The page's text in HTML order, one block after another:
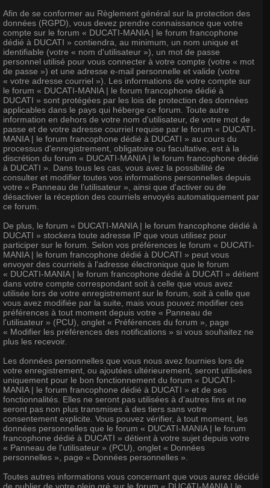
Afin de se conformer au Règlement général sur la protection des
données (RGPD), vous devez prendre connaissance que votre
compte sur le forum « DUCATI-MANIA | le forum francophone
dédié à DUCATI » contiendra, au minimum, un nom unique et
identifiable (votre « nom d'utilisateur »), un mot de passe
personnel utilisé pour vous connecter à votre compte (votre « mot
de passe ») et une adresse e-mail personnelle et valide (votre
« votre adresse courriel »). Les informations de votre compte sur
le forum « DUCATI-MANIA | le forum francophone dédié à
DUCATI » sont protégées par les lois de protection des données
applicables dans le pays qui héberge ce forum. Toute autre
information en dehors de votre nom d'utilisateur, de votre mot de
passe et de votre adresse courriel requise par le forum « DUCATI-
MANIA | le forum francophone dédié à DUCATI » au cours du
processus d'enregistrement, obligatoire ou facultative, est à la
discrétion du forum « DUCATI-MANIA | le forum francophone dédié
à DUCATI ». Dans tous les cas, vous avez la possibilité de
consulter et modifier toutes vos informations personnelles depuis
votre « Panneau de l’utilisateur », ainsi que d'activer ou de
désactiver la réception des courriels envoyés automatiquement par
ce forum.
De plus, le forum « DUCATI-MANIA | le forum francophone dédié à
DUCATI » stockera toute adresse IP que vous utilisez pour
participer sur le forum. Selon vos préférences le forum « DUCATI-
MANIA | le forum francophone dédié à DUCATI » peut vous
envoyer des courriels à l'adresse électronique que le forum
« DUCATI-MANIA | le forum francophone dédié à DUCATI » détient
dans votre compte correspondant soit à celle que vous avez
utilisée lors de votre enregistrement sur le forum, soit à celle que
vous avez modifiée par la suite, mais vous pouvez modifier ces
préférences à tout moment depuis votre « Panneau de
l'utilisateur » (PCU), onglet « Préférences du forum », page
« Modifier les préférences des notifications » si vous souhaitez ne
plus les recevoir.
Les données personnelles que vous nous avez fournies lors de
votre enregistrement, ou ajoutées ultérieurement, seront utilisées
uniquement pour le bon fonctionnement du forum « DUCATI-
MANIA | le forum francophone dédié à DUCATI » et de ses
fonctionnalités. Elles ne seront pas utilisées à d'autres fins et ne
seront pas non plus transmises à des tiers sans votre
consentement explicite. Vous pouvez vérifier, à tout moment, les
données personnelles que le forum « DUCATI-MANIA | le forum
francophone dédié à DUCATI » détient à votre sujet depuis votre
« Panneau de l'utilisateur » (PCU), onglet « Données
personnelles », page « Données personnelles ».
Toutes autres informations vous concernant que vous aurez décidé